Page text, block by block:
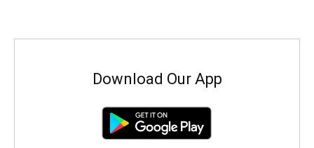
Download Our App